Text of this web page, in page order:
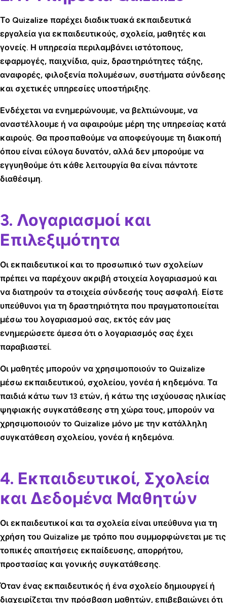
Το Quizalize παρέχει διαδικτυακά εκπαιδευτικά
εργαλεία για εκπαιδευτικούς, σχολεία, μαθητές και
γονείς. Η υπηρεσία περιλαμβάνει ιστότοπους,
εφαρμογές, παιχνίδια, quiz, δραστηριότητες τάξης,
αναφορές, φιλοξενία πολυμέσων, συστήματα σύνδεσης
και σχετικές υπηρεσίες υποστήριξης.
Ενδέχεται να ενημερώνουμε, να βελτιώνουμε, να
αναστέλλουμε ή να αφαιρούμε μέρη της υπηρεσίας κατά
καιρούς. Θα προσπαθούμε να αποφεύγουμε τη διακοπή
όπου είναι εύλογα δυνατόν, αλλά δεν μπορούμε να
εγγυηθούμε ότι κάθε λειτουργία θα είναι πάντοτε
διαθέσιμη.
3. Λογαριασμοί και
Επιλεξιμότητα
Οι εκπαιδευτικοί και το προσωπικό των σχολείων
πρέπει να παρέχουν ακριβή στοιχεία λογαριασμού και
να διατηρούν τα στοιχεία σύνδεσής τους ασφαλή. Είστε
υπεύθυνοι για τη δραστηριότητα που πραγματοποιείται
μέσω του λογαριασμού σας, εκτός εάν μας
ενημερώσετε άμεσα ότι ο λογαριασμός σας έχει
παραβιαστεί.
Οι μαθητές μπορούν να χρησιμοποιούν το Quizalize
μέσω εκπαιδευτικού, σχολείου, γονέα ή κηδεμόνα. Τα
παιδιά κάτω των 13 ετών, ή κάτω της ισχύουσας ηλικίας
ψηφιακής συγκατάθεσης στη χώρα τους, μπορούν να
χρησιμοποιούν το Quizalize μόνο με την κατάλληλη
συγκατάθεση σχολείου, γονέα ή κηδεμόνα.
4. Εκπαιδευτικοί, Σχολεία
και Δεδομένα Μαθητών
Οι εκπαιδευτικοί και τα σχολεία είναι υπεύθυνα για τη
χρήση του Quizalize με τρόπο που συμμορφώνεται με τις
τοπικές απαιτήσεις εκπαίδευσης, απορρήτου,
προστασίας και γονικής συγκατάθεσης.
Όταν ένας εκπαιδευτικός ή ένα σχολείο δημιουργεί ή
διαχειρίζεται την πρόσβαση μαθητών, επιβεβαιώνει ότι